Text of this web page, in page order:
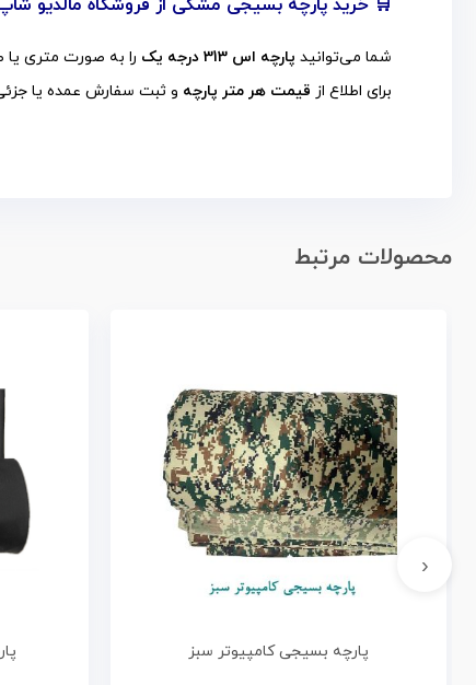
🛒 خرید پارچه بسیجی مشکی از فروشگاه مالدیو
شما می‌توانید پارچه اس 313 درجه یک را به صورت متری یا
برای اطلاع از قیمت هر متر پارچه و ثبت سفارش عمده یا
محصولات مرتبط
پارچه بسیجی کامپیوتر سبز
‹